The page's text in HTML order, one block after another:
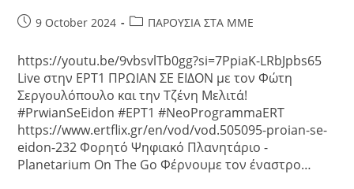
Post9 October 2024
PostΠΑΡΟΥΣΙΑ ΣΤΑ ΜΜΕ
https://youtu.be/9vbsvlTb0gg?si=7PpiaK-LRbJpbs65
Live στην ΕΡΤ1 ΠΡΩΙΑΝ ΣΕ ΕΙΔΟΝ με τον Φώτη
Σεργουλόπουλο και την Τζένη Μελιτά!
#PrwianSeEidon #ΕΡΤ1 #NeoProgrammaERT
https://www.ertflix.gr/en/vod/vod.505095-proian-se-
eidon-232 Φορητό Ψηφιακό Πλανητάριο -
Planetarium On The Go Φέρνουμε τον έναστρο…